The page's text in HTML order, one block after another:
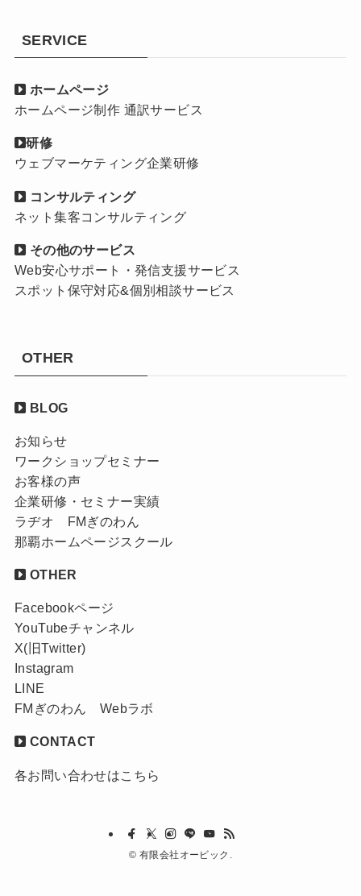
SERVICE
ホームページ
ホームページ制作 通訳サービス
研修
ウェブマーケティング企業研修
コンサルティング
ネット集客コンサルティング
その他のサービス
Web安心サポート・発信支援サービス
スポット保守対応&個別相談サービス
OTHER
BLOG
お知らせ
ワークショップセミナー
お客様の声
企業研修・セミナー実績
ラヂオ FMぎのわん
那覇ホームページスクール
OTHER
Facebookページ
YouTubeチャンネル
X(旧Twitter)
Instagram
LINE
FMぎのわん Webラボ
CONTACT
各お問い合わせはこちら
© 有限会社オービック.